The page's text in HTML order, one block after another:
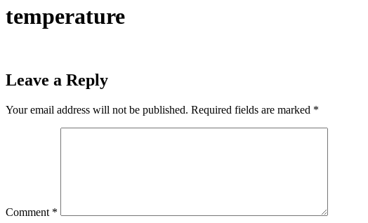
temperature
Leave a Reply
Your email address will not be published. Required fields are marked *
Comment *